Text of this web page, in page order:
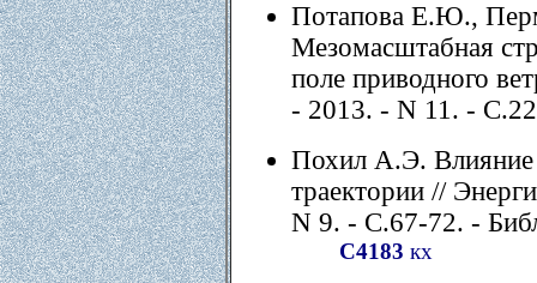
Потапова Е.Ю.,
Мезомасштабная
поле приводного
- 2013. - N 11. -
Похил А.Э. Влияние
траектории //
N 9. - С.67-72. -
С4183 кх